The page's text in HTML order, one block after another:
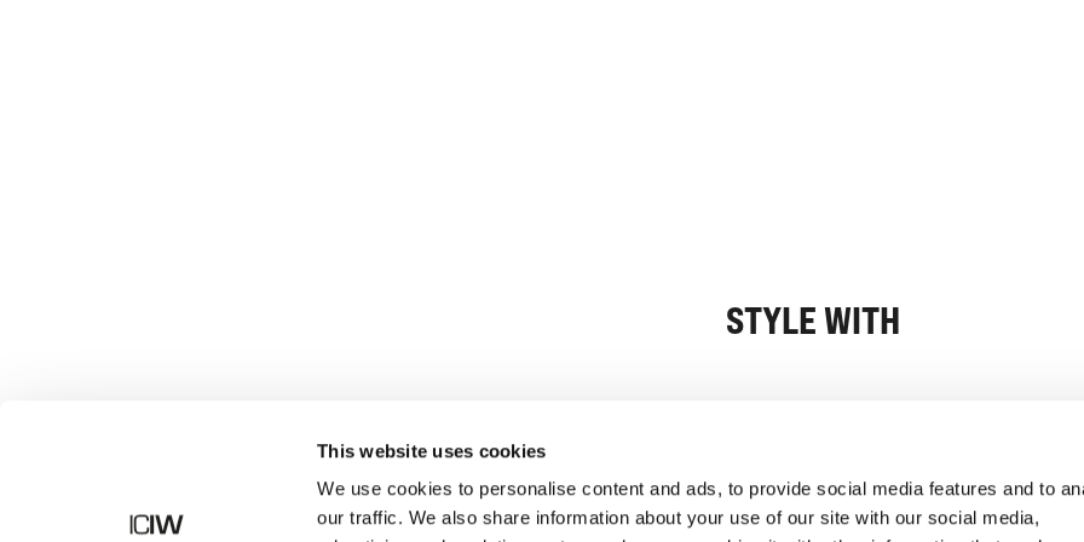
This website uses cookies
We use cookies to personalise content and ads, to provide social media features and to
our traffic. We also share information about your use of our site with our social media,
STYLE WITH
Butik